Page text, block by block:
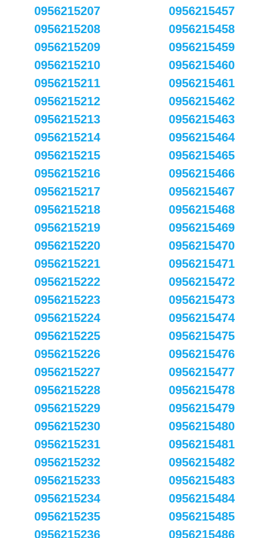
0956215207
0956215208
0956215209
0956215210
0956215211
0956215212
0956215213
0956215214
0956215215
0956215216
0956215217
0956215218
0956215219
0956215220
0956215221
0956215222
0956215223
0956215224
0956215225
0956215226
0956215227
0956215228
0956215229
0956215230
0956215231
0956215232
0956215233
0956215234
0956215235
0956215236
0956215457
0956215458
0956215459
0956215460
0956215461
0956215462
0956215463
0956215464
0956215465
0956215466
0956215467
0956215468
0956215469
0956215470
0956215471
0956215472
0956215473
0956215474
0956215475
0956215476
0956215477
0956215478
0956215479
0956215480
0956215481
0956215482
0956215483
0956215484
0956215485
0956215486